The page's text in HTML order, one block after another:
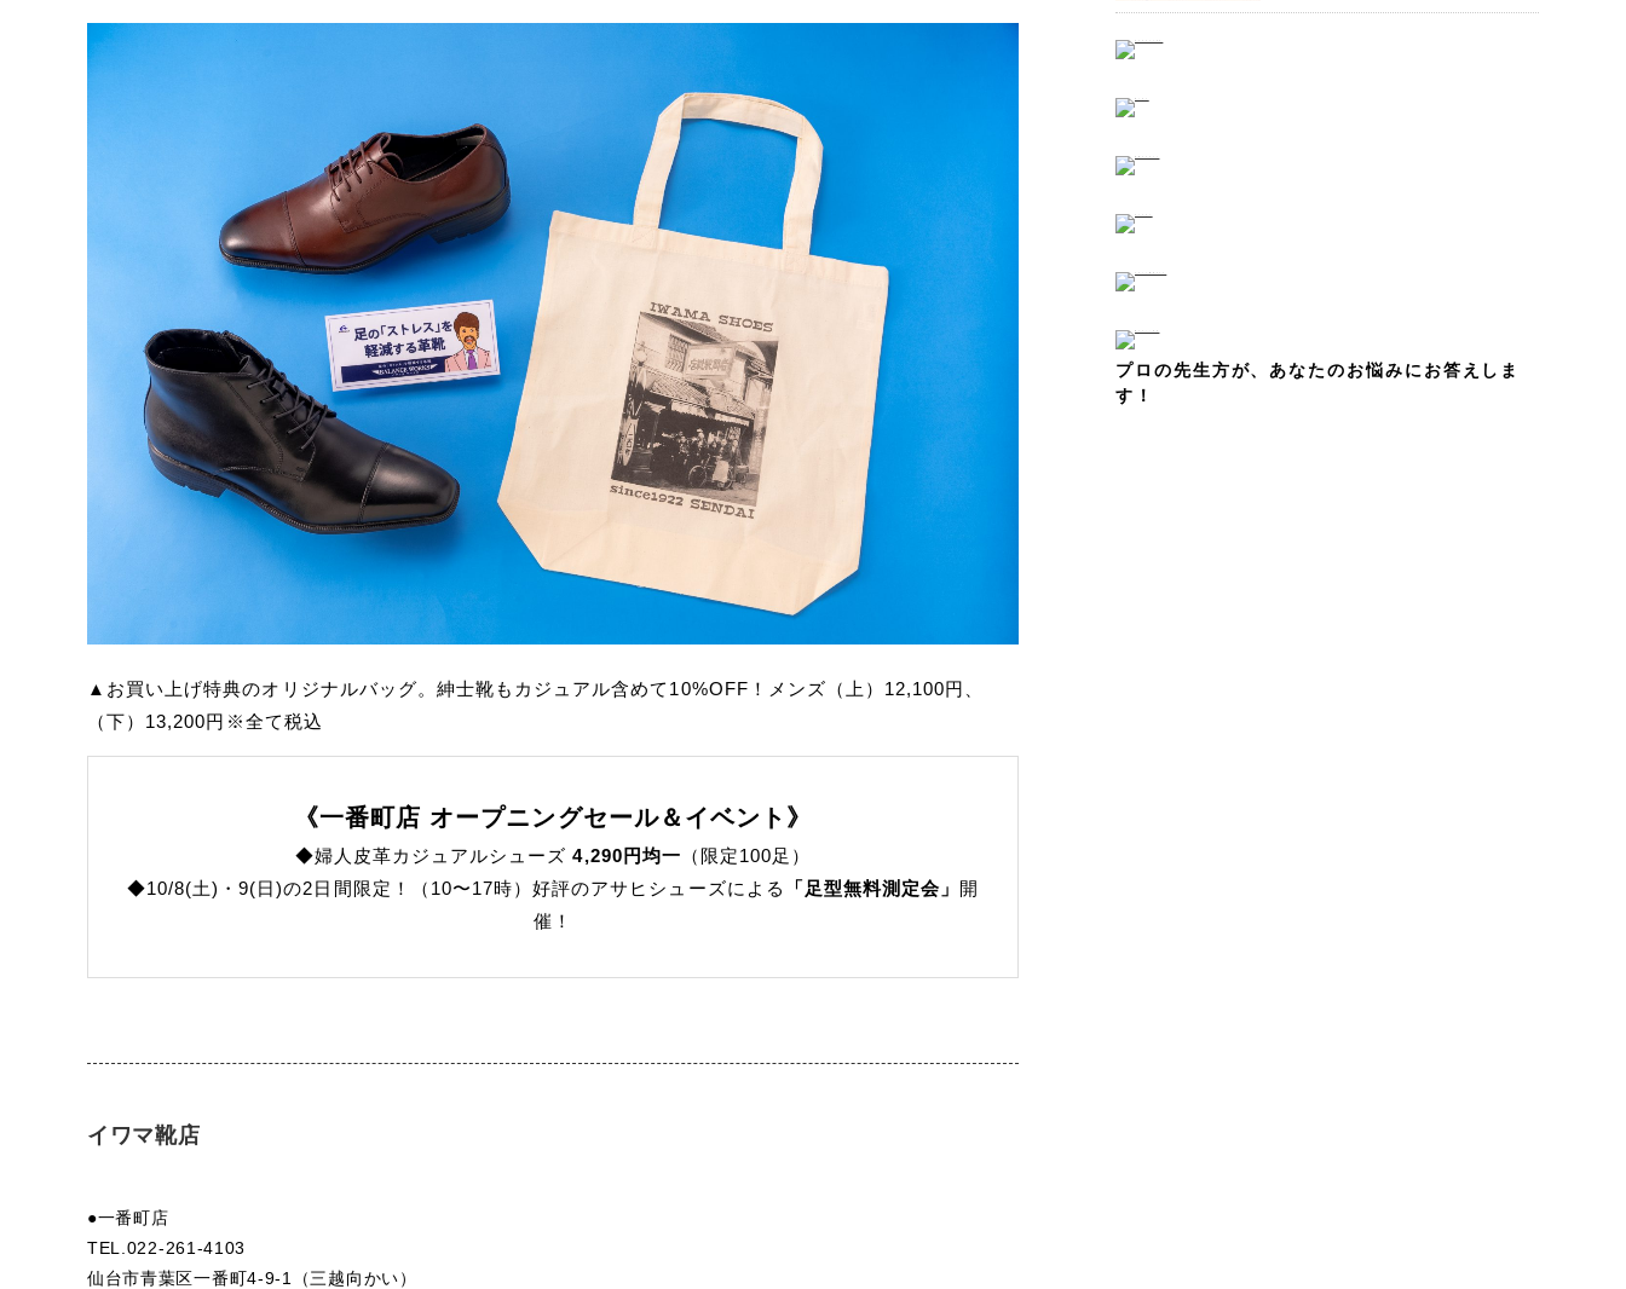
▲お買い上げ特典のオリジナルバッグ。紳士靴もカジュアル含めて10%OFF！メンズ（上）12,100円、
（下）13,200円※全て税込
《一番町店 オープニングセール＆イベント》
◆婦人皮革カジュアルシューズ4,290円均一 （限定100足）
◆10/8(土)・9(日)の2日間限定！（10〜17時）好評のアサヒシューズによる
「足型無料測定会」 開
催！
イワマ靴店
●一番町店
TEL.022-261-4103
仙台市青葉区一番町4-9-1（三越向かい）
プロの先生方が、あなたのお悩みにお答えしま
す！